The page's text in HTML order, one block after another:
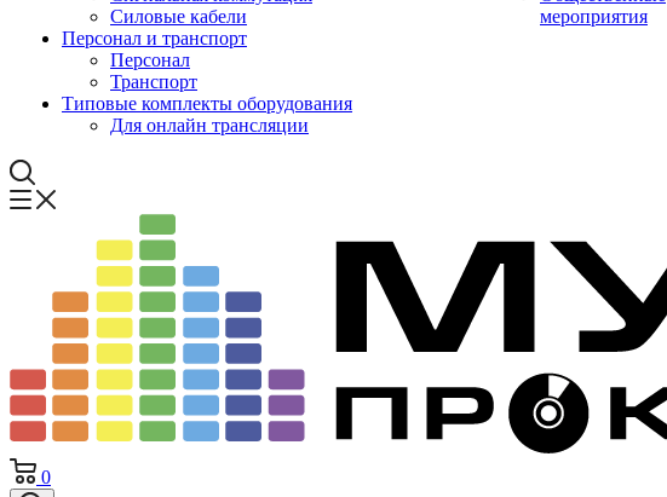
Силовые кабели
Персонал и транспорт
Персонал
Транспорт
Типовые комплекты оборудования
Для онлайн трансляции
мероприятия
0